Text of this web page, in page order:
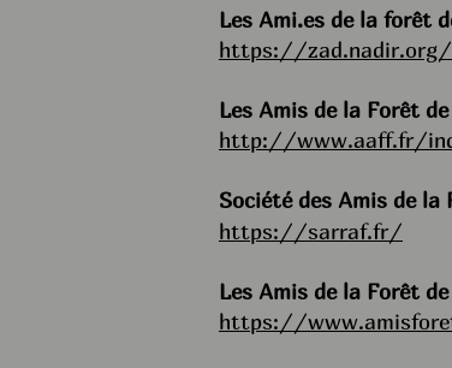
Les Ami.es de la forêt
https://zad.nadir.org/
Les Amis de la Forêt
http://www.aaff.fr/
Société des Amis de la
https://sarraf.fr/
Les Amis de la Forêt
https://